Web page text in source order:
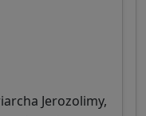
Jerozolimy,